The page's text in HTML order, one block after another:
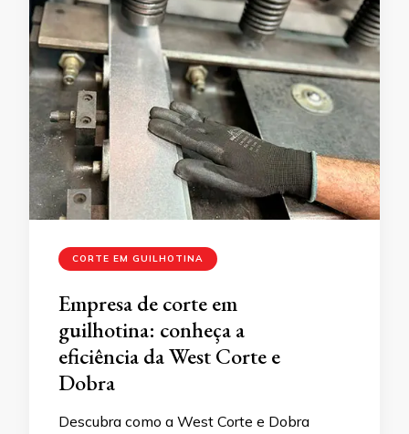
CORTE EM GUILHOTINA
Empresa de corte em
guilhotina: conheça a
eficiência da West Corte e
Dobra
Descubra como a West Corte e Dobra